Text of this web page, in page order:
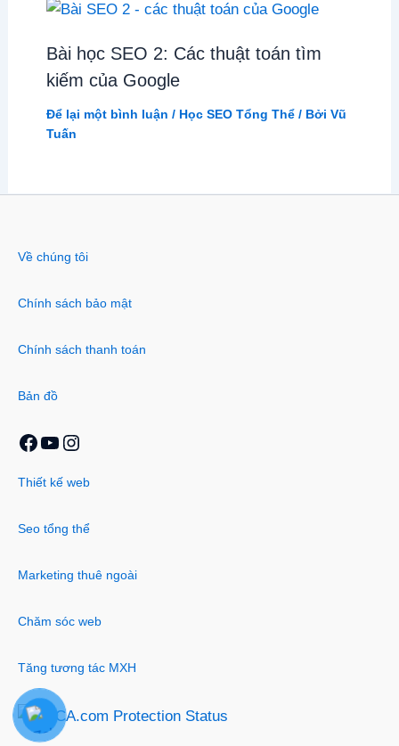
Bài học SEO 2: Các thuật toán tìm
kiếm của Google
Để lại một bình luận / Học SEO Tổng Thể/ Bởi Vũ
Tuấn
Về chúng tôi
Chính sách bảo mật
Chính sách thanh toán
Bản đồ
Thiết kế web
Seo tổng thể
Marketing thuê ngoài
Chăm sóc web
Tăng tương tác MXH